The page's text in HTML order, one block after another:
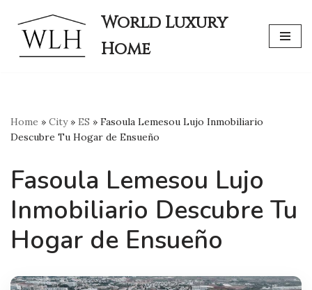
Skip
to
World Luxury
Home
Home » City» ES » Fasoula Lemesou Lujo Inmobiliario
Descubre Tu Hogar de Ensueño
Fasoula Lemesou Lujo
Inmobiliario Descubre Tu
Hogar de Ensueño